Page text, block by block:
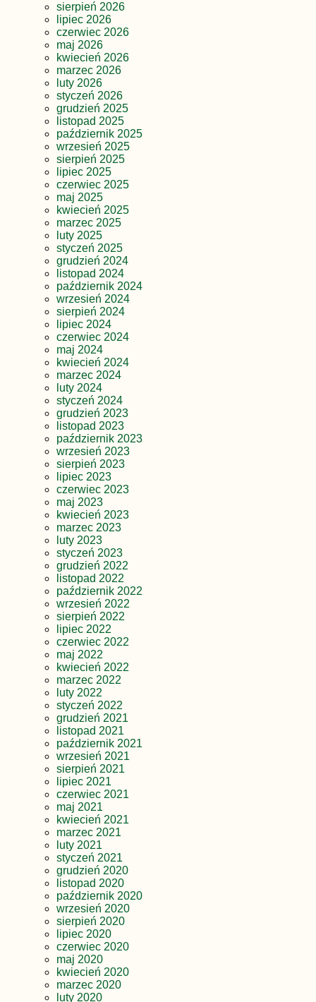
sierpień 2026
lipiec 2026
czerwiec 2026
maj 2026
kwiecień 2026
marzec 2026
luty 2026
styczeń 2026
grudzień 2025
listopad 2025
październik 2025
wrzesień 2025
sierpień 2025
lipiec 2025
czerwiec 2025
maj 2025
kwiecień 2025
marzec 2025
luty 2025
styczeń 2025
grudzień 2024
listopad 2024
październik 2024
wrzesień 2024
sierpień 2024
lipiec 2024
czerwiec 2024
maj 2024
kwiecień 2024
marzec 2024
luty 2024
styczeń 2024
grudzień 2023
listopad 2023
październik 2023
wrzesień 2023
sierpień 2023
lipiec 2023
czerwiec 2023
maj 2023
kwiecień 2023
marzec 2023
luty 2023
styczeń 2023
grudzień 2022
listopad 2022
październik 2022
wrzesień 2022
sierpień 2022
lipiec 2022
czerwiec 2022
maj 2022
kwiecień 2022
marzec 2022
luty 2022
styczeń 2022
grudzień 2021
listopad 2021
październik 2021
wrzesień 2021
sierpień 2021
lipiec 2021
czerwiec 2021
maj 2021
kwiecień 2021
marzec 2021
luty 2021
styczeń 2021
grudzień 2020
listopad 2020
październik 2020
wrzesień 2020
sierpień 2020
lipiec 2020
czerwiec 2020
maj 2020
kwiecień 2020
marzec 2020
luty 2020